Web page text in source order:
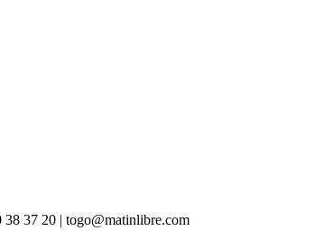
37 20 | togo@matinlibre.com